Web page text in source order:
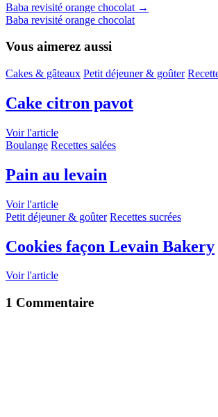
Baba revisité orange chocolat →
Baba revisité orange chocolat
Vous aimerez aussi
Cakes & gâteaux Petit déjeuner & goûter
Cake citron pavot
Voir l'article
Boulange Recettes salées
Pain au levain
Voir l'article
Petit déjeuner & goûter Recettes sucrées
Cookies façon Levain Bakery
Voir l'article
1 Commentaire